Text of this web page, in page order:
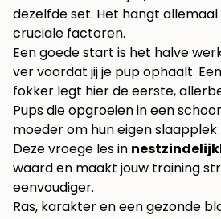
dezelfde set. Het hangt
cruciale factoren.
Een goede start is het halve
ver voordat jij je pup ophaalt.
fokker legt hier de eerste,
Pups die opgroeien in een
moeder om hun eigen
Deze vroege les in
waard en maakt jouw training
eenvoudiger.
Ras, karakter en een gezonde